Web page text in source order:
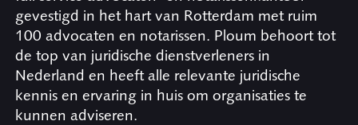
gevestigd in het hart van Rotterdam met ruim
100 advocaten en notarissen. Ploum behoort tot
de top van juridische dienstverleners in
Nederland en heeft alle relevante juridische
kennis en ervaring in huis om organisaties te
kunnen adviseren.